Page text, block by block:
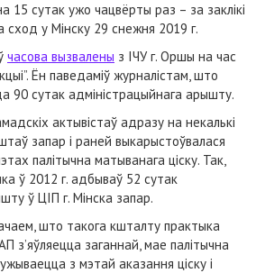
сутак ужо чацвёрты раз – за заклікі
сход у Мінску 29 снежня 2019 г.
часова вызвалены з ІЧУ г. Оршы на час
Ён паведаміў журналістам, што
90 сутак адміністрацыйнага арышту.
актывістаў адразу на некалькі
запар і раней выкарыстоўвалася
палітычна матыванага ціску. Так,
ў 2012 г. адбываў 52 сутак
ў ЦІП г. Мінска запар.
што такога кшталту практыка
з’яўляецца заганнай, мае палітычна
з мэтай аказання ціску і